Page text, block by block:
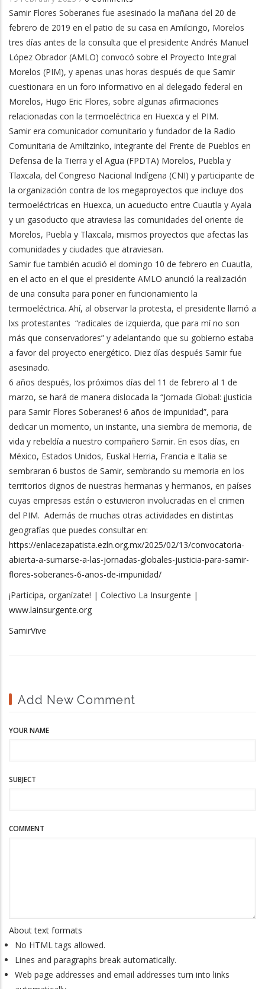
Samir Flores Soberanes fue asesinado la mañana del 20 de
febrero de 2019 en el patio de su casa en Amilcingo, Morelos
tres días antes de la consulta que el presidente Andrés Manuel
López Obrador (AMLO) convocó sobre el Proyecto Integral
Morelos (PIM), y apenas unas horas después de que Samir
cuestionara en un foro informativo en al delegado federal en
Morelos, Hugo Eric Flores, sobre algunas afirmaciones
relacionadas con la termoeléctrica en Huexca y el PIM.
Samir era comunicador comunitario y fundador de la Radio
Comunitaria de Amiltzinko, integrante del Frente de Pueblos en
Defensa de la Tierra y el Agua (FPDTA) Morelos, Puebla y
Tlaxcala, del Congreso Nacional Indígena (CNI) y participante de
la organización contra de los megaproyectos que incluye dos
termoeléctricas en Huexca, un acueducto entre Cuautla y Ayala
y un gasoducto que atraviesa las comunidades del oriente de
Morelos, Puebla y Tlaxcala, mismos proyectos que afectas las
comunidades y ciudades que atraviesan.
Samir fue también acudió el domingo 10 de febrero en Cuautla,
en el acto en el que el presidente AMLO anunció la realización
de una consulta para poner en funcionamiento la
termoeléctrica. Ahí, al observar la protesta, el presidente llamó a
lxs protestantes “radicales de izquierda, que para mí no son
más que conservadores” y adelantando que su gobierno estaba
a favor del proyecto energético. Diez días después Samir fue
asesinado.
6 años después, los próximos días del 11 de febrero al 1 de
marzo, se hará de manera dislocada la “Jornada Global: ¡Justicia
para Samir Flores Soberanes! 6 años de impunidad”, para
dedicar un momento, un instante, una siembra de memoria, de
vida y rebeldía a nuestro compañero Samir. En esos días, en
México, Estados Unidos, Euskal Herria, Francia e Italia se
sembraran 6 bustos de Samir, sembrando su memoria en los
territorios dignos de nuestras hermanas y hermanos, en países
cuyas empresas están o estuvieron involucradas en el crimen
del PIM. Además de muchas otras actividades en distintas
geografías que puedes consultar en:
https://enlacezapatista.ezln.org.mx/2025/02/13/convocatoria-
abierta-a-sumarse-a-las-jornadas-globales-justicia-para-samir-
flores-soberanes-6-anos-de-impunidad/
¡Participa, organízate! | Colectivo La Insurgente |
www.lainsurgente.org
SamirVive
Add New Comment
YOUR NAME
SUBJECT
COMMENT
About text formats
No HTML tags allowed.
Lines and paragraphs break automatically.
Web page addresses and email addresses turn into links